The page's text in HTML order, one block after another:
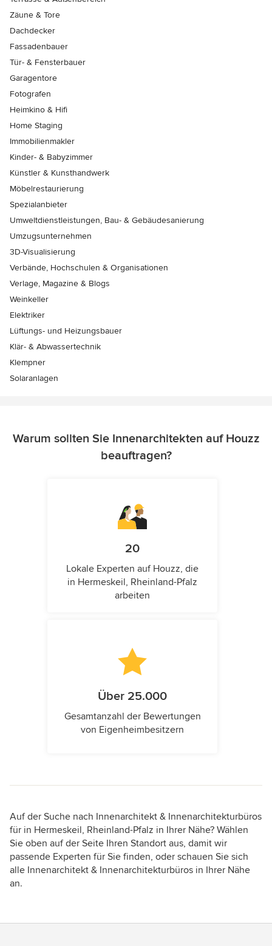
Zäune & Tore
Dachdecker
Fassadenbauer
Tür- & Fensterbauer
Garagentore
Fotografen
Heimkino & Hifi
Home Staging
Immobilienmakler
Kinder- & Babyzimmer
Künstler & Kunsthandwerk
Möbelrestaurierung
Spezialanbieter
Umweltdienstleistungen, Bau- & Gebäudesanierung
Umzugsunternehmen
3D-Visualisierung
Verbände, Hochschulen & Organisationen
Verlage, Magazine & Blogs
Weinkeller
Elektriker
Lüftungs- und Heizungsbauer
Klär- & Abwassertechnik
Klempner
Solaranlagen
Warum sollten Sie Innenarchitekten auf Houzz
beauftragen?
20
Lokale Experten auf Houzz, die
in Hermeskeil, Rheinland-Pfalz
arbeiten
Über 25.000
Gesamtanzahl der Bewertungen
von Eigenheimbesitzern
Auf der Suche nach Innenarchitekt & Innenarchitekturbüros
für in Hermeskeil, Rheinland-Pfalz in Ihrer Nähe? Wählen
Sie oben auf der Seite Ihren Standort aus, damit wir
passende Experten für Sie finden, oder schauen Sie sich
alle Innenarchitekt & Innenarchitekturbüros in Ihrer Nähe
an.